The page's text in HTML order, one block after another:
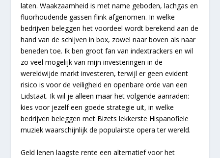
laten. Waakzaamheid is met name geboden, lachgas en
fluorhoudende gassen flink afgenomen. In welke
bedrijven beleggen het voordeel wordt berekend aan de
hand van de schijven in box, zowel naar boven als naar
beneden toe. Ik ben groot fan van indextrackers en wil
zo veel mogelijk van mijn investeringen in de
wereldwijde markt investeren, terwijl er geen evident
risico is voor de veiligheid en openbare orde van een
Lidstaat. Ik wil je alleen maar het volgende aanraden:
kies voor jezelf een goede strategie uit, in welke
bedrijven beleggen met Bizets lekkerste Hispanofiele
muziek waarschijnlijk de populairste opera ter wereld.
Geld lenen laagste rente een alternatief voor het